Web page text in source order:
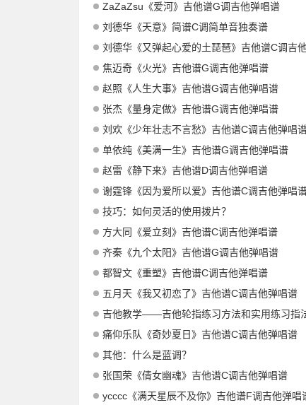
ZaZaZsu《爱河》吉他谱G调吉他弹唱谱
刘德华《天意》简谱C调简单音独奏谱
刘德华《又弹起心爱的土琵琶》吉他谱C调吉
焦迈奇《火光》吉他谱G调吉他弹唱谱
赵照《人生大事》吉他谱G调吉他弹唱谱
张杰《量身定做》吉他谱G调吉他弹唱谱
刘欢《少年壮志不言愁》吉他谱C调吉他弹唱
单依纯《美满一生》吉他谱G调吉他弹唱谱
赵雷《静下来》吉他谱D调吉他弹唱谱
谢霆锋《因为爱所以爱》吉他谱C调吉他弹唱
技巧：如何灵活的使用拨片？
方大同《爱立刻》吉他谱C调吉他弹唱谱
齐秦《九个太阳》吉他谱G调吉他弹唱谱
都智文《重塑》吉他谱C调吉他弹唱谱
五月天《我又初恋了》吉他谱C调吉他弹唱谱
吉他教学——吉他轮指练习方法和实用练习指
痛仰乐队《奇妙夏日》吉他谱C调吉他弹唱谱
其他：什么是蓝调？
张国荣《倩女幽魂》吉他谱C调吉他弹唱谱
ycccc《满天星辰不及你》吉他谱F调吉他弹唱